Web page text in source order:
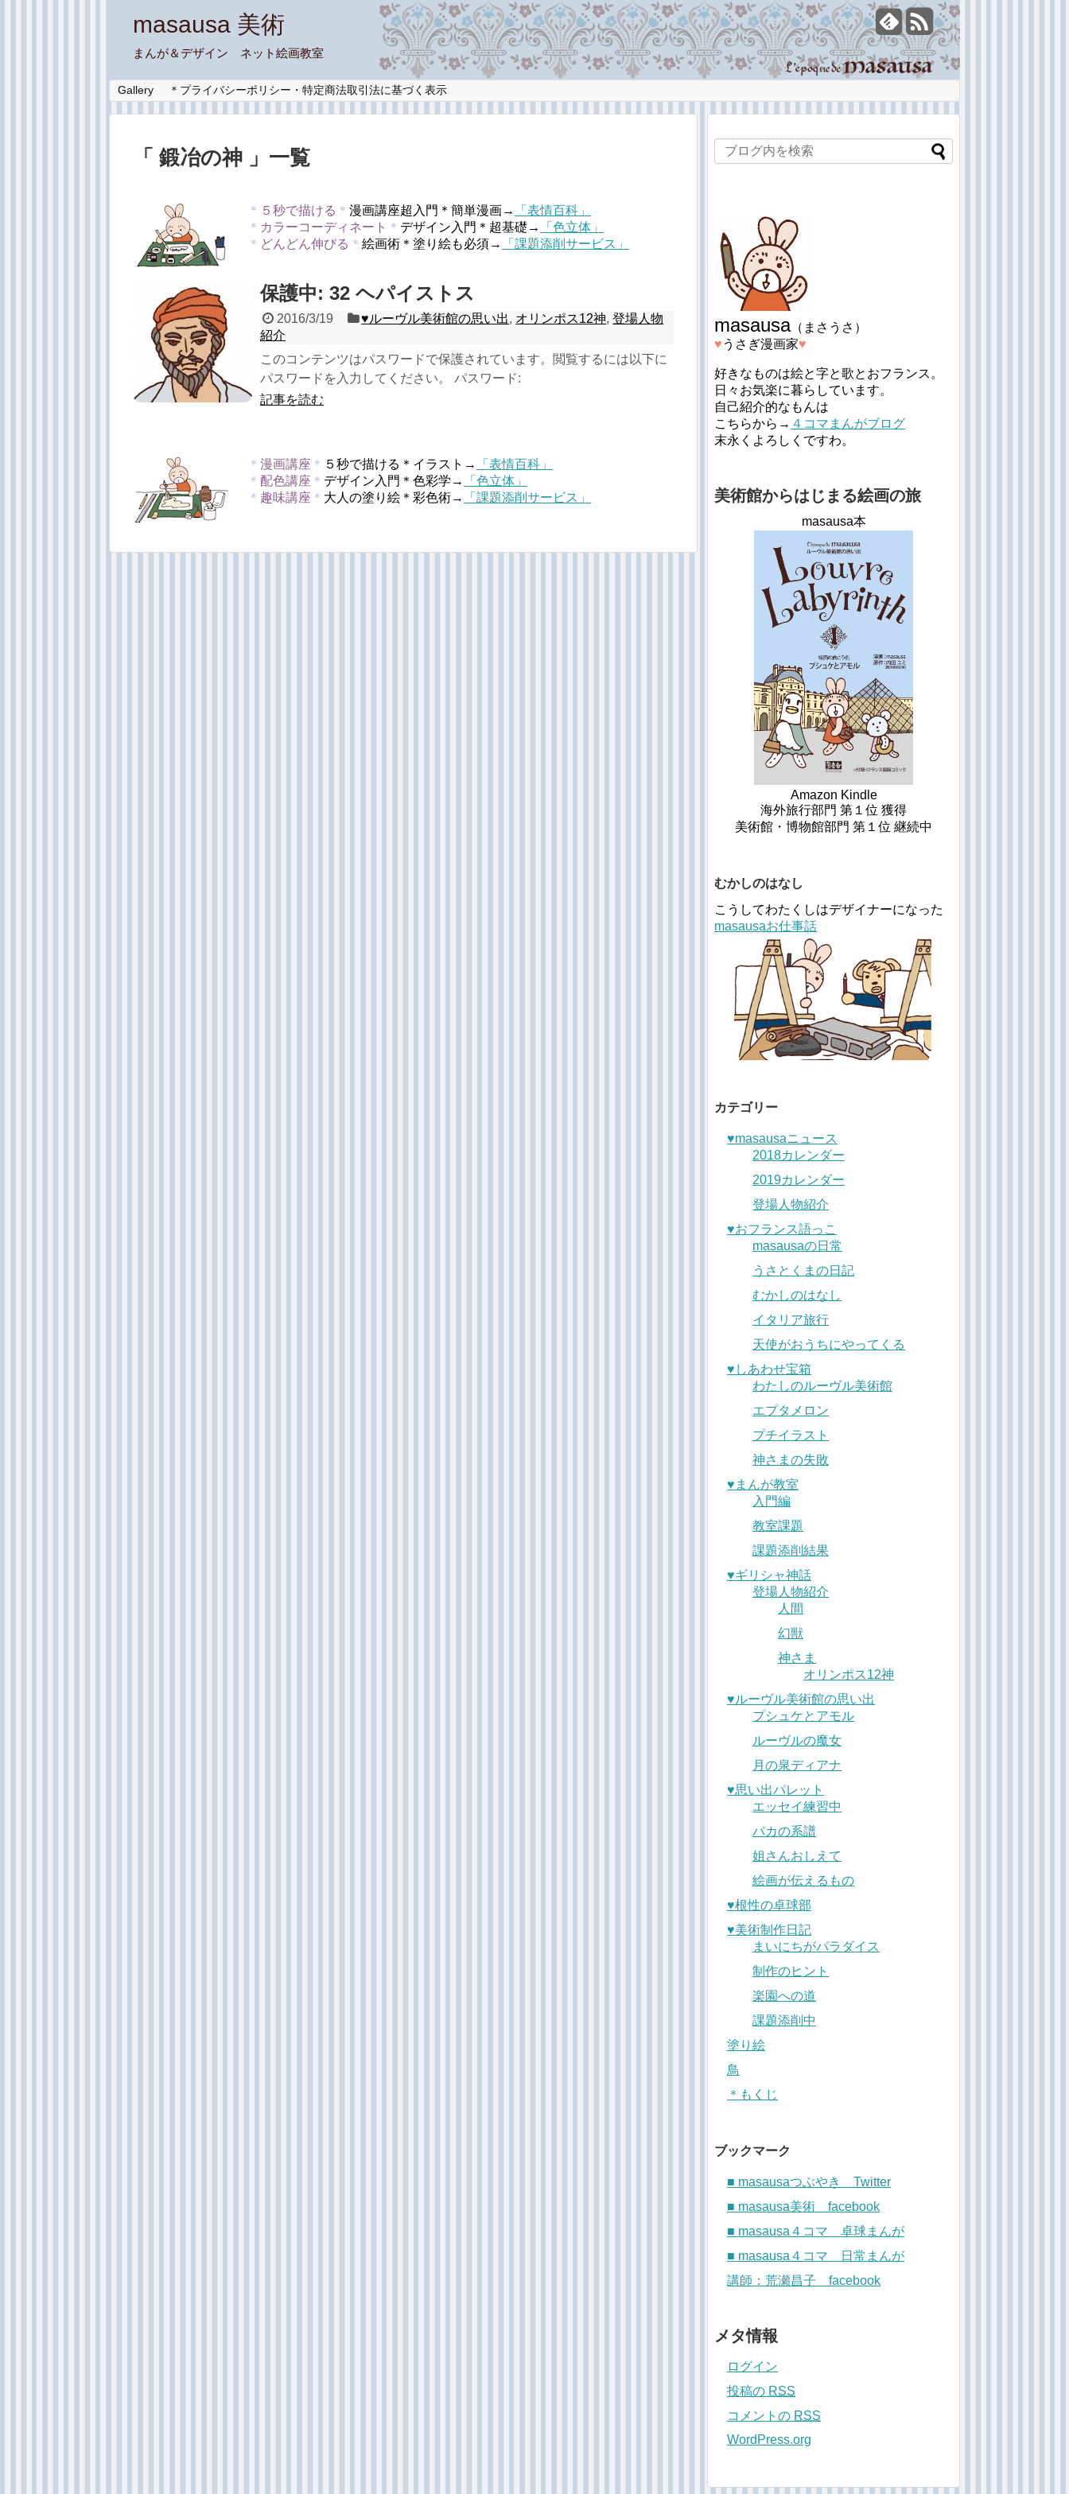
masausa 美術
まんが＆デザイン ネット絵画教室
Gallery ＊プライバシーポリシー・特定商法取引法に基づく表示
「 鍛冶の神 」一覧
＊ ５秒で描ける ＊ 漫画講座超入門＊簡単漫画→
「表情百科」
＊ カラーコーディネート ＊ デザイン入門＊超基礎→
「色立体」
＊ どんどん伸びる ＊ 絵画術＊塗り絵も必須→ 「課題添削サービス」
保護中: 32 ヘパイストス
2016/3/19 ♥︎ルーヴル美術館の思い出, オリンポス12神,登場人物
紹介
このコンテンツはパスワードで保護されています。閲覧するには以下に
パスワードを入力してください。 パスワード:
記事を読む
＊ 漫画講座 ＊ ５秒で描ける＊イラスト→
「表情百科」
＊ 配色講座 ＊ デザイン入門＊色彩学→
「色立体」
＊ 趣味講座 ＊ 大人の塗り絵＊彩色術→ 「課題添削サービス」
masausa（まさうさ）
♥︎ うさぎ漫画家♥︎
好きなものは絵と字と歌とおフランス。
日々お気楽に暮らしています。
自己紹介的なもんは
こちらから→ ４コマまんがブログ
末永くよろしくですわ。
美術館からはじまる絵画の旅
masausa本
Amazon Kindle
海外旅行部門 第１位 獲得
美術館・博物館部門 第１位 継続中
むかしのはなし
こうしてわたくしはデザイナーになった
masausaお仕事話
カテゴリー
♥︎masausaニュース
2018カレンダー
2019カレンダー
登場人物紹介
♥︎おフランス語っこ
masausaの日常
うさとくまの日記
むかしのはなし
イタリア旅行
天使がおうちにやってくる
♥︎しあわせ宝箱
わたしのルーヴル美術館
エプタメロン
プチイラスト
神さまの失敗
♥︎まんが教室
入門編
教室課題
課題添削結果
♥︎ギリシャ神話
登場人物紹介
人間
幻獣
神さま
オリンポス12神
♥︎ルーヴル美術館の思い出
プシュケとアモル
ルーヴルの魔女
月の泉ディアナ
♥︎思い出パレット
エッセイ練習中
バカの系譜
姐さんおしえて
絵画が伝えるもの
♥︎根性の卓球部
♥︎美術制作日記
まいにちがパラダイス
制作のヒント
楽園への道
課題添削中
塗り絵
鳥
＊もくじ
ブックマーク
■ masausaつぶやき Twitter
■ masausa美術 facebook
■ masausa４コマ 卓球まんが
■ masausa４コマ 日常まんが
講師：荒瀬昌子 facebook
メタ情報
ログイン
投稿の RSS
コメントの RSS
WordPress.org